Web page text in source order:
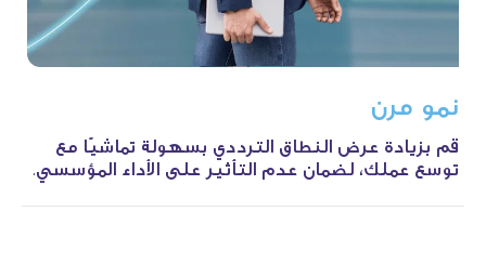
نمو مرن
قم بزيادة عرض النطاق الترددي بسهولة تماشيًا مع
توسع عملك، لضمان عدم التأثير على الأداء المؤسسي.